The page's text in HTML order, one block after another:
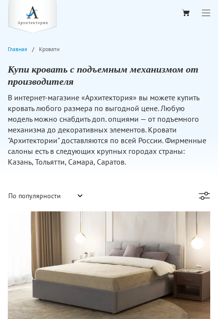
Главная Кровати
Купи кровать с подъемным механизмом от
производителя
В интернет-магазине «Архитектория» вы можете купить
кровать любого размера по выгодной цене. Любую
модель можно снабдить доп. опциями — от подъемного
механизма до декоративных элементов. Кровати
"Архитектории" доставляются по всей России. Фирменные
салоны есть в следующих крупных городах страны:
Казань, Тольятти, Самара, Саратов.